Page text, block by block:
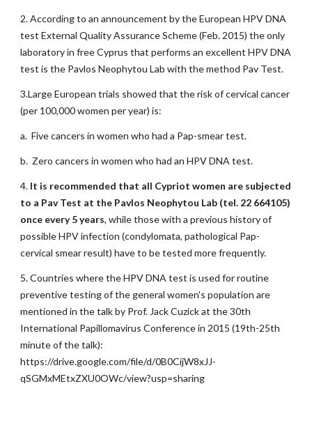
2. According to an announcement by the European HPV DNA
test External Quality Assurance Scheme (Feb. 2015) the only
laboratory in free Cyprus that performs an excellent HPV DNA
test is the Pavlos Neophytou Lab with the method Pav Test.
3.Large European trials showed that the risk of cervical cancer
(per 100,000 women per year) is:
a. Five cancers in women who had a Pap-smear test.
b. Zero cancers in women who had an HPV DNA test.
4. It is recommended that all Cypriot women are subjected
to a Pav Test at the Pavlos Neophytou Lab (tel. 22 664105)
once every 5 years, while those with a previous history of
possible HPV infection (condylomata, pathological Pap-
cervical smear result) have to be tested more frequently.
5. Countries where the HPV DNA test is used for routine
preventive testing of the general women's population are
mentioned in the talk by Prof. Jack Cuzick at the 30th
International Papillomavirus Conference in 2015 (19th-25th
minute of the talk):
https://drive.google.com/file/d/0B0CijW8xJJ-
qSGMxMEtxZXU0OWc/view?usp=sharing